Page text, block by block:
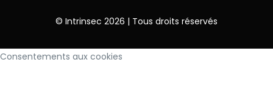
© Intrinsec 2026 | Tous droits réservés
Consentements aux cookies